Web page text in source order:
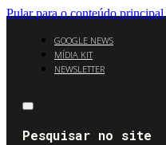
Pular para o conteúdo principal
GOOGLE NEWS
MÍDIA KIT
NEWSLETTER
Pesquisar no site